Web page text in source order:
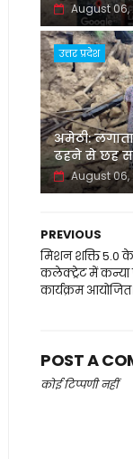
August 06,
उत्तर प्रदेश
अमेठी:
ढहने से छह
August 06,
PREVIOUS
मिशन शक्ति 5.0
कलेक्ट्रेट में
कार्यक्रम आयोजित।
POST A
कोई टिप्पणी नहीं